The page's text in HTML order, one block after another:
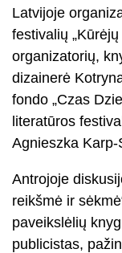
Latvijoje
festivalių
organizatorių,
dizainerė
fondo „Czas
literatūros
Agnieszka Karp-
Antrojoje
reikšmė ir
paveikslėlių
publicistas,